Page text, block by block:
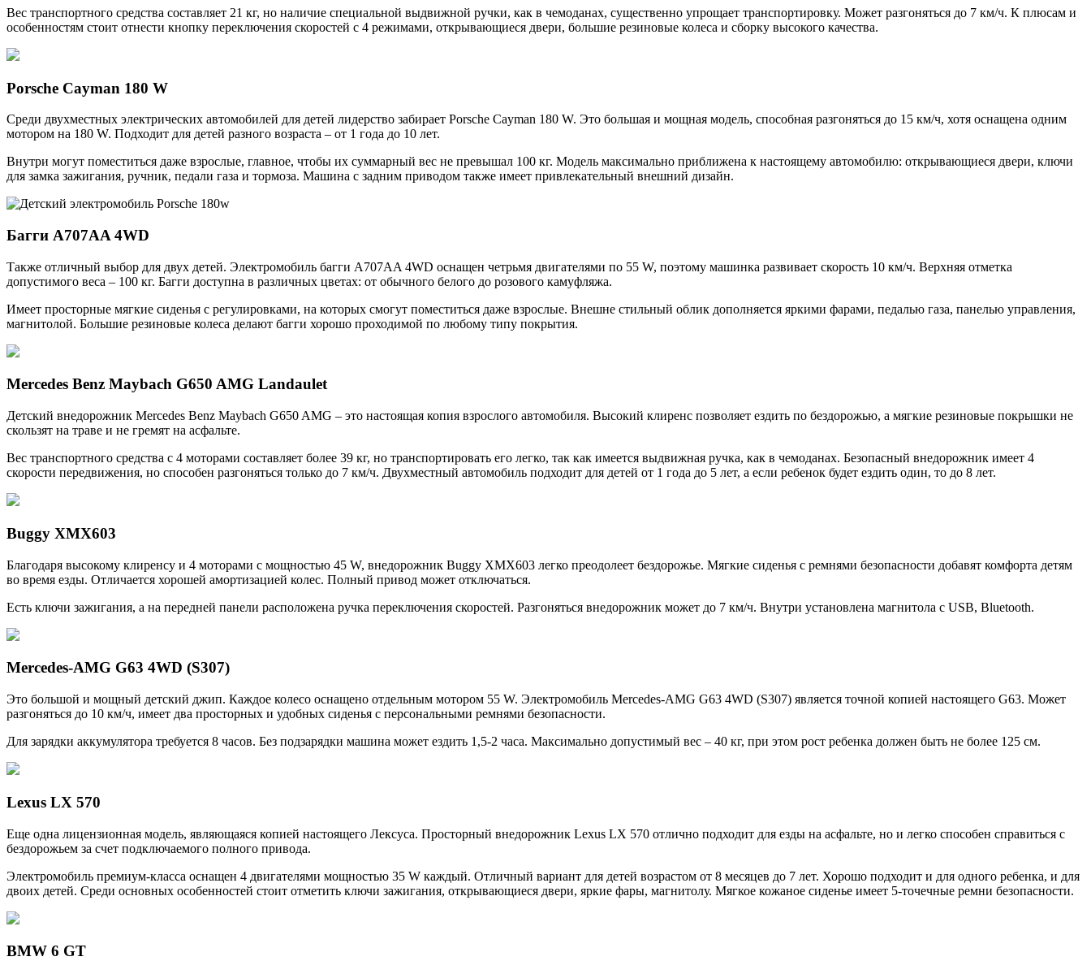
Вес транспортного средства составляет 21 кг, но наличие специальной выдвижной ручки, как в чемоданах, существенно упрощает транспортировку. Может разгоняться до 7 км/ч. К плюсам и
особенностям стоит отнести кнопку переключения скоростей с 4 режимами, открывающиеся двери, большие резиновые колеса и сборку высокого качества.
Porsche Cayman 180 W
Среди двухместных электрических автомобилей для детей лидерство забирает Porsche Cayman 180 W. Это большая и мощная модель, способная разгоняться до 15 км/ч, хотя оснащена одним
мотором на 180 W. Подходит для детей разного возраста – от 1 года до 10 лет.
Внутри могут поместиться даже взрослые, главное, чтобы их суммарный вес не превышал 100 кг. Модель максимально приближена к настоящему автомобилю: открывающиеся двери, ключи
для замка зажигания, ручник, педали газа и тормоза. Машина с задним приводом также имеет привлекательный внешний дизайн.
Багги A707AA 4WD
Также отличный выбор для двух детей. Электромобиль багги A707AA 4WD оснащен четрьмя двигателями по 55 W, поэтому машинка развивает скорость 10 км/ч. Верхняя отметка
допустимого веса – 100 кг. Багги доступна в различных цветах: от обычного белого до розового камуфляжа.
Имеет просторные мягкие сиденья с регулировками, на которых смогут поместиться даже взрослые. Внешне стильный облик дополняется яркими фарами, педалью газа, панелью управления,
магнитолой. Большие резиновые колеса делают багги хорошо проходимой по любому типу покрытия.
Mercedes Benz Maybach G650 AMG Landaulet
Детский внедорожник Mercedes Benz Maybach G650 AMG – это настоящая копия взрослого автомобиля. Высокий клиренс позволяет ездить по бездорожью, а мягкие резиновые покрышки не
скользят на траве и не гремят на асфальте.
Вес транспортного средства с 4 моторами составляет более 39 кг, но транспортировать его легко, так как имеется выдвижная ручка, как в чемоданах. Безопасный внедорожник имеет 4
скорости передвижения, но способен разгоняться только до 7 км/ч. Двухместный автомобиль подходит для детей от 1 года до 5 лет, а если ребенок будет ездить один, то до 8 лет.
Buggy XMX603
Благодаря высокому клиренсу и 4 моторами с мощностью 45 W, внедорожник Buggy XMX603 легко преодолеет бездорожье. Мягкие сиденья с ремнями безопасности добавят комфорта детям
во время езды. Отличается хорошей амортизацией колес. Полный привод может отключаться.
Есть ключи зажигания, а на передней панели расположена ручка переключения скоростей. Разгоняться внедорожник может до 7 км/ч. Внутри установлена магнитола с USB, Bluetooth.
Mercedes-AMG G63 4WD (S307)
Это большой и мощный детский джип. Каждое колесо оснащено отдельным мотором 55 W. Электромобиль Mercedes-AMG G63 4WD (S307) является точной копией настоящего G63. Может
разгоняться до 10 км/ч, имеет два просторных и удобных сиденья с персональными ремнями безопасности.
Для зарядки аккумулятора требуется 8 часов. Без подзарядки машина может ездить 1,5-2 часа. Максимально допустимый вес – 40 кг, при этом рост ребенка должен быть не более 125 см.
Lexus LX 570
Еще одна лицензионная модель, являющаяся копией настоящего Лексуса. Просторный внедорожник Lexus LX 570 отлично подходит для езды на асфальте, но и легко способен справиться с
бездорожьем за счет подключаемого полного привода.
Электромобиль премиум-класса оснащен 4 двигателями мощностью 35 W каждый. Отличный вариант для детей возрастом от 8 месяцев до 7 лет. Хорошо подходит и для одного ребенка, и для
двоих детей. Среди основных особенностей стоит отметить ключи зажигания, открывающиеся двери, яркие фары, магнитолу. Мягкое кожаное сиденье имеет 5-точечные ремни безопасности.
BMW 6 GT